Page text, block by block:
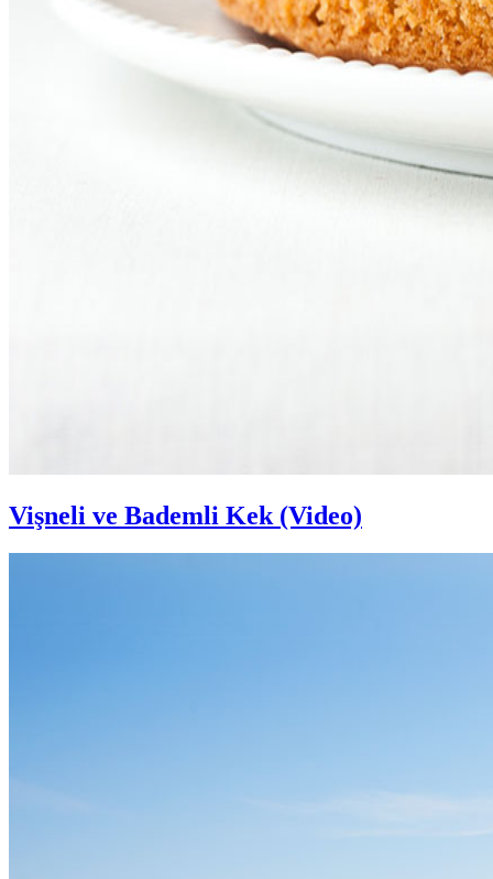
Vişneli ve Bademli Kek (Video)